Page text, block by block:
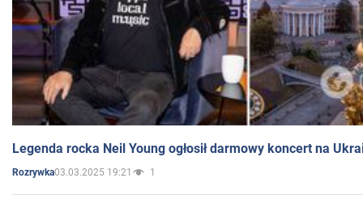
Legenda rocka Neil Young ogłosił darmowy koncert na
Rozrywka03.03.2025 19:21 1